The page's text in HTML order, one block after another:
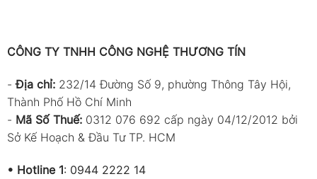
CÔNG TY TNHH CÔNG NGHỆ THƯƠNG TÍN
-Địa chỉ: 232/14 Đường Số 9, phường Thông Tây Hội,
Thành Phố Hồ Chí Minh
- Mã Số Thuế: 0312 076 692 cấp ngày 04/12/2012 bởi
Sở Kế Hoạch & Đầu Tư TP. HCM
• Hotline 1: 0944 2222 14